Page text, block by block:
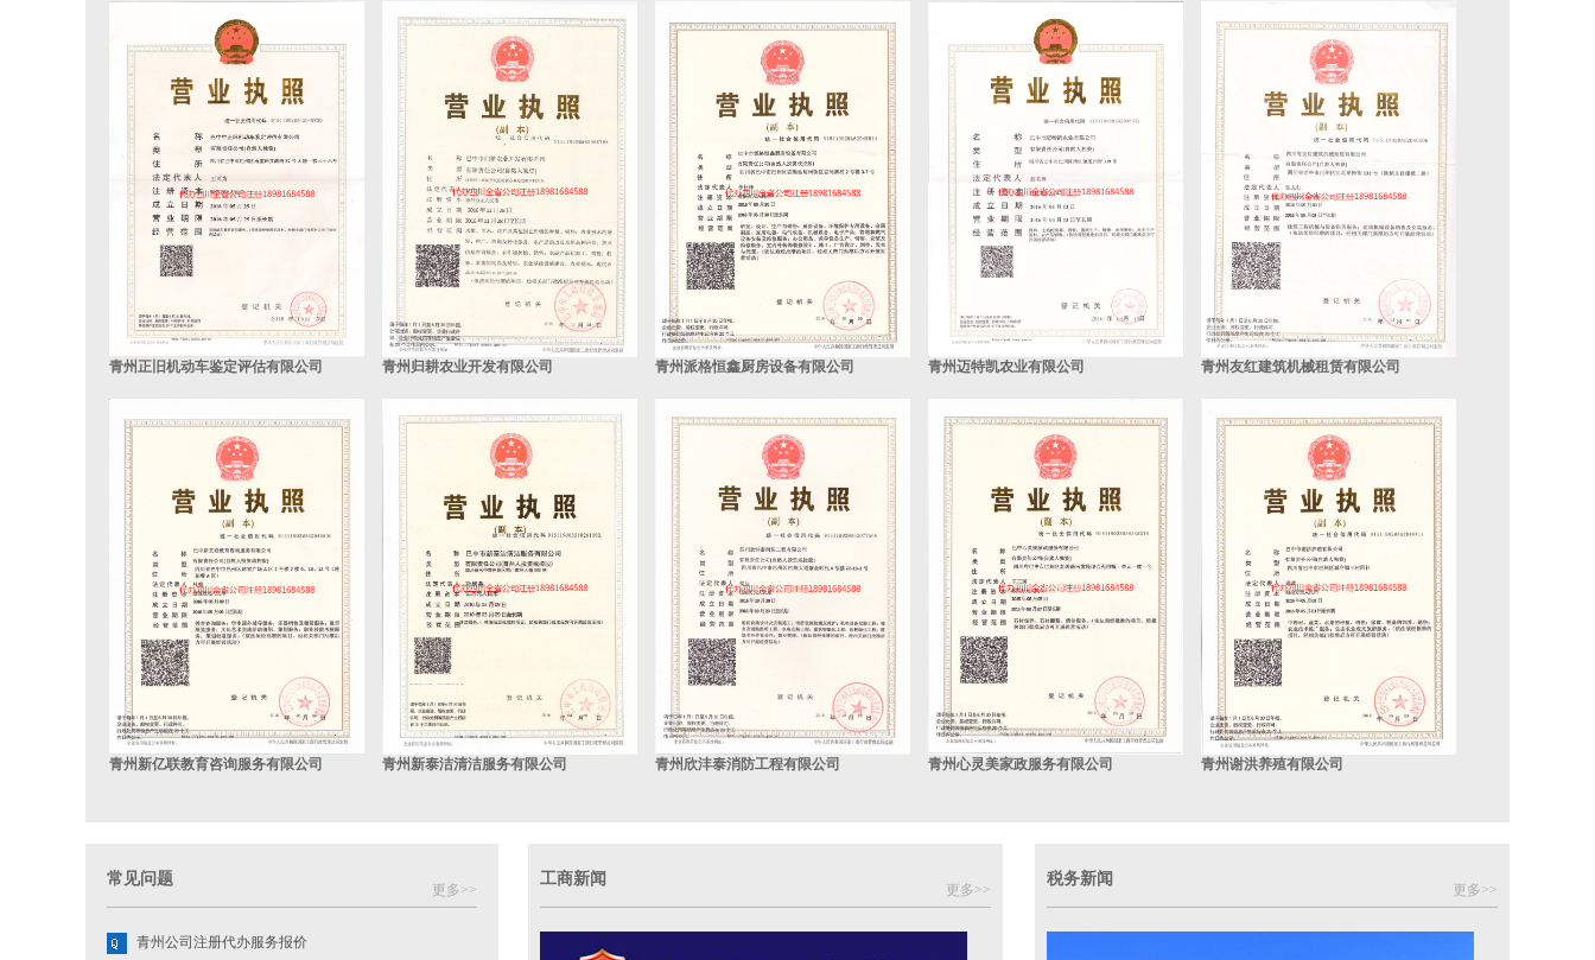
青州正旧机动车鉴定评估有限公司 青州归耕农业开发有限公司 青州派格恒鑫厨房设备有限公司 青州迈特凯农业有限公司 青州友红建筑机械租赁有限公司
青州新亿联教育咨询服务有限公司 青州新泰洁清洁服务有限公司 青州欣沣泰消防工程有限公司 青州心灵美家政服务有限公司 青州谢洪养殖有限公司
更多>>
常见问题
青州公司注册代办服务报价
更多>>
工商新闻
更多>>
税务新闻